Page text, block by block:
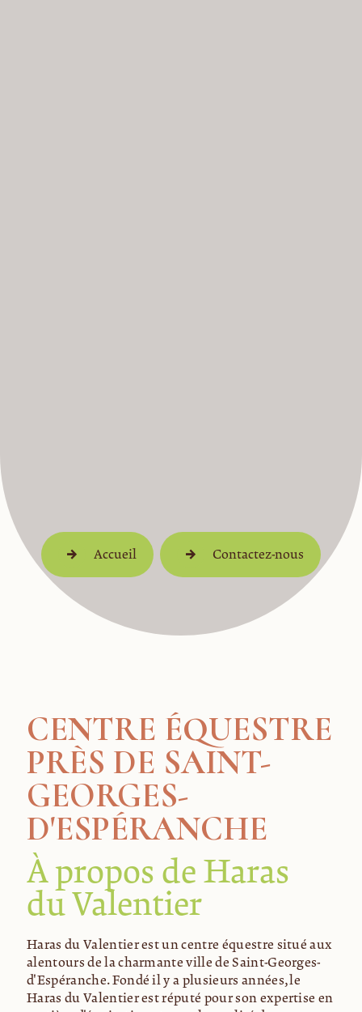
Accueil Contactez-nous
CENTRE ÉQUESTRE
PRÈS DE SAINT-
GEORGES-
D'ESPÉRANCHE
À propos de Haras
du Valentier
Haras du Valentier est un centre équestre situé aux
alentours de la charmante ville de Saint-Georges-
d'Espéranche. Fondé il y a plusieurs années, le
Haras du Valentier est réputé pour son expertise en